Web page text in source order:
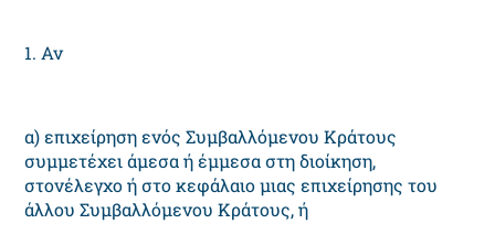
1. Αν
α) επιχείρηση ενός Συμβαλλόμενου Κράτους
συμμετέχει άμεσα ή έμμεσα στη διοίκηση,
στονέλεγχο ή στο κεφάλαιο μιας επιχείρησης του
άλλου Συμβαλλόμενου Κράτους, ή